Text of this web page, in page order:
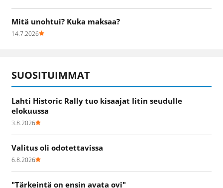
Mitä unohtui? Kuka maksaa?
14.7.2026
SUOSITUIMMAT
Lahti Historic Rally tuo kisaajat Iitin seudulle
elokuussa
3.8.2026
Valitus oli odotettavissa
6.8.2026
"Tärkeintä on ensin avata ovi"